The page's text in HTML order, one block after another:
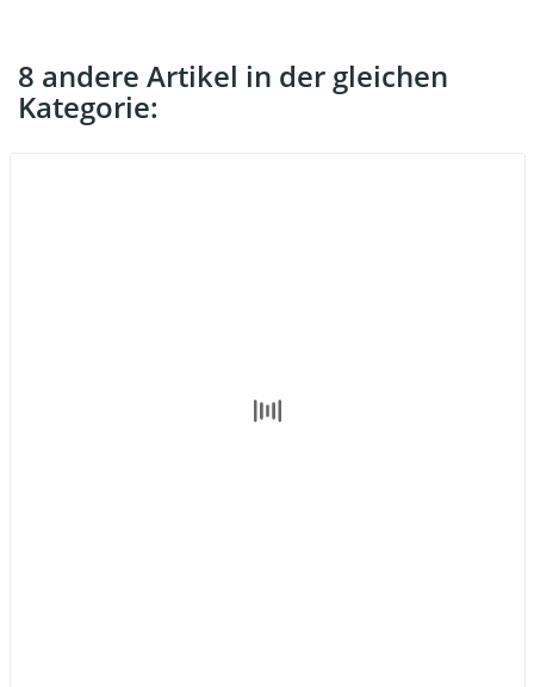
8 andere Artikel in der gleichen
Kategorie: